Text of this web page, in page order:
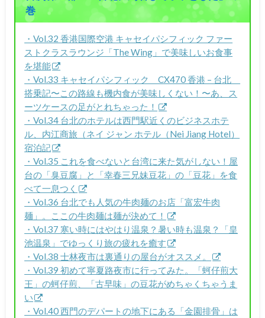
巻
・Vol.32 香港国際空港 キャセイパシフィック ファー
ストクラスラウンジ「The Wing」で美味しいお食事
を堪能
・Vol.33 キャセイパシフィック CX470 香港 – 台北
搭乗記〜この路線も機内食が美味しくない！〜あ、ス
ーツケースの足がとれちゃった！
・Vol.34 台北のホテルは西門駅近くのビジネスホテ
ル、内江商旅（ネイ ジャン ホテル（Nei Jiang Hotel）
宿泊記
・Vol.35 これを食べないと台湾に来た気がしない！屋
台の「臭豆腐」と「幸春三兄妹豆花」の「豆花」を食
べて一息つく
・Vol.36 台北でも人気の牛肉麺のお店「富宏牛肉
麺」。ここの牛肉麺は麺が決めて！
・Vol.37 寒い時にはやはり温泉？暑い時も温泉？「皇
池温泉」でゆっくり旅の疲れを癒す
・Vol.38 士林夜市は裏通りの屋台がオススメ。
・Vol.39 初めて寧夏路夜市に行ってみた。「蚵仔煎大
王」の蚵仔煎、「古早味」の豆花がめちゃくちゃうま
い
・Vol.40 西門のデパートの地下にある「金園排骨」は